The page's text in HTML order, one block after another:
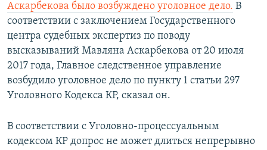
Аскарбекова было возбуждено уголовное дело. В
соответствии с заключением Государственного
центра судебных экспертиз по поводу
высказываний Мавляна Аскарбекова от 20 июля
2017 года, Главное следственное управление
возбудило уголовное дело по пункту 1 статьи 297
Уголовного Кодекса КР, сказал он.
В соответствии с Уголовно-процессуальным
кодексом КР допрос не может длиться непрерывно